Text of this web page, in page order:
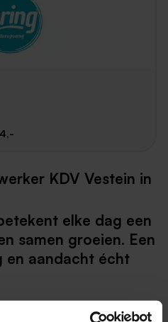
KDV Vestein in
elke dag een
samen groeien. Een
en aandacht écht
enthousiast begroet.